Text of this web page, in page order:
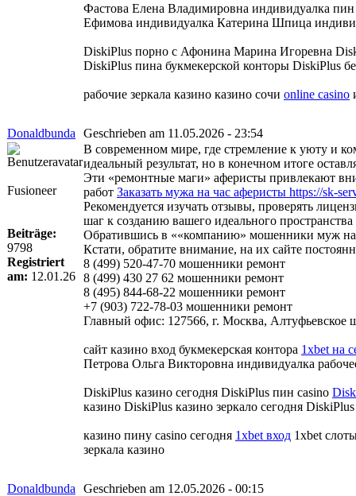
Фастова Елена Владимировна индивидуалка
Ефимова индивидуалка Катерина Шпица
DiskiPlus порно с Афонина Марина Игоревна
DiskiPlus пина букмекерской конторы DiskiPlus
рабочие зеркала казино казино сочи online casino
Donaldbunda Geschrieben am 11.05.2026 - 23:54
Fusioneer
Beiträge:
9798
Registriert
am: 12.01.26
В современном мире, где стремление к уюту и
идеальный результат, но в конечном итоге
Эти «ремонтные маги» аферисты привлекают
работ Заказать мужа на час аферисты https://sk-
Рекомендуется изучать отзывы, проверять
шаг к созданию вашего идеального
Обратившись в ««компанию» мошенники муж на
Кстати, обратите внимание, на их сайте
8 (499) 520-47-70 мошенники ремонт
8 (499) 430 27 62 мошенники ремонт
8 (495) 844-68-22 мошенники ремонт
+7 (903) 722-78-03 мошенники ремонт
Главный офис: 127566, г. Москва, Алтуфьевское
сайт казино вход букмекерская контора 1xbet на
Петрова Ольга Викторовна индивидуалка
DiskiPlus казино сегодня DiskiPlus пин casino
казино DiskiPlus казино зеркало сегодня
казино пину casino сегодня 1xbet вход 1xbet
зеркала казино
Donaldbunda Geschrieben am 12.05.2026 - 00:15